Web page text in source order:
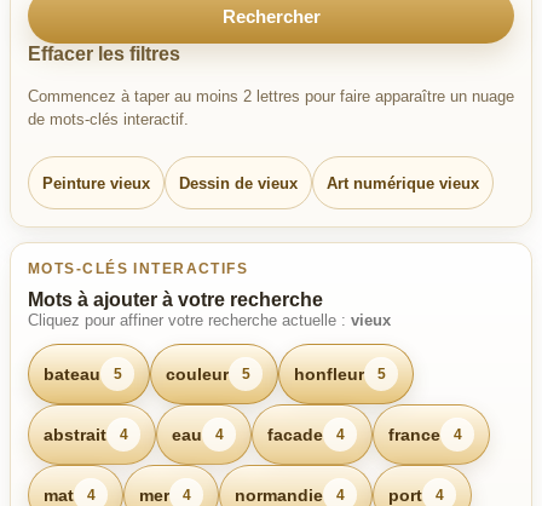
Rechercher
Effacer les filtres
Commencez à taper au moins 2 lettres pour faire apparaître un nuage
de mots-clés interactif.
Peinture vieux Dessin de vieux Art numérique vieux
MOTS-CLÉS INTERACTIFS
Mots à ajouter à votre recherche
Cliquez pour affiner votre recherche actuelle : vieux
bateau 5 couleur 5 honfleur 5
abstrait 4 eau 4 facade 4 france 4
mat 4 mer 4 normandie 4 port 4